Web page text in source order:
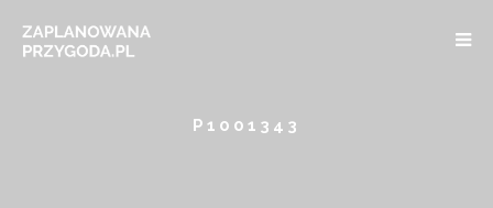
P1001343